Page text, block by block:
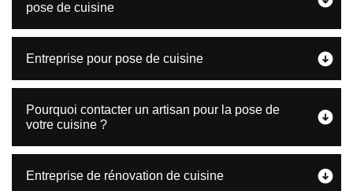
pose de cuisine
Entreprise pour pose de cuisine
Pourquoi contacter un artisan pour la pose de
votre cuisine ?
Entreprise de rénovation de cuisine